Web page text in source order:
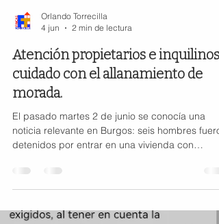
Orlando Torrecilla
4 jun
2 min de lectura
Atención propietarios e inquilinos:
cuidado con el allanamiento de
morada.
El pasado martes 2 de junio se conocía una
noticia relevante en Burgos: seis hombres
detenidos por entrar en una vivienda con
que pone sobre la mesa una cuestión jurídica
fundamental que tanto propietarios como
recordar que, aunque una vivienda sea